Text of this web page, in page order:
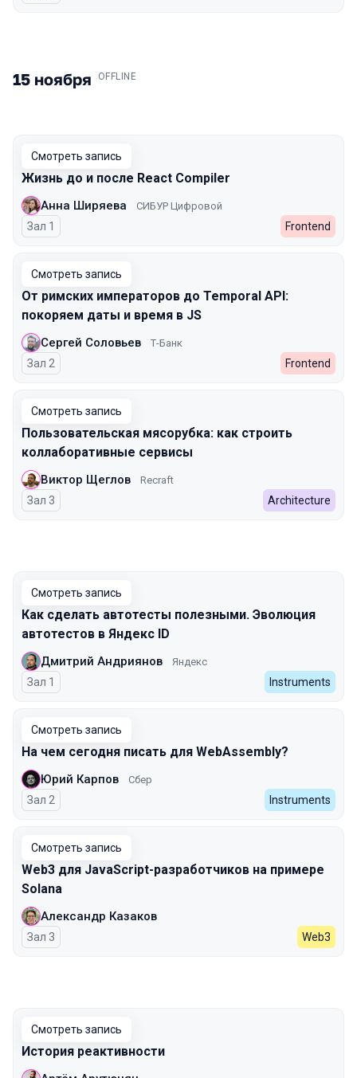
15 ноября .OFFLINE
Смотреть запись
Жизнь до и после React Compiler
Анна Ширяева СИБУР Цифровой
Зал 1 Frontend
Смотреть запись
От римских императоров до Temporal API:
покоряем даты и время в JS
Сергей Соловьев Т-Банк
Зал 2 Frontend
Смотреть запись
Пользовательская мясорубка: как строить
коллаборативные сервисы
Виктор Щеглов Recraft
Зал 3 Architecture
Смотреть запись
Как сделать автотесты полезными. Эволюция
автотестов в Яндекс ID
Дмитрий Андриянов Яндекс
Зал 1 Instruments
Смотреть запись
На чем сегодня писать для WebAssembly?
Юрий Карпов Сбер
Зал 2 Instruments
Смотреть запись
Web3 для JavaScript-разработчиков на примере
Solana
Александр Казаков
Зал 3 Web3
Смотреть запись
История реактивности